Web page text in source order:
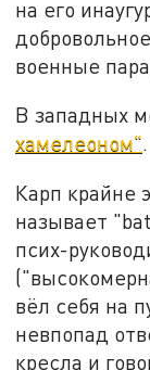
на его
военные
В западных
хамелеоном".
Карп крайне
называет
псих-
вёл себя на
невпопад
кресла и